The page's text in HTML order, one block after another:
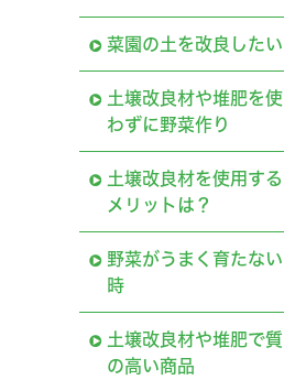
菜園の土を改良したい
土壌改良材や堆肥を使
わずに野菜作り
土壌改良材を使用する
メリットは？
野菜がうまく育たない
時
土壌改良材や堆肥で質
の高い商品